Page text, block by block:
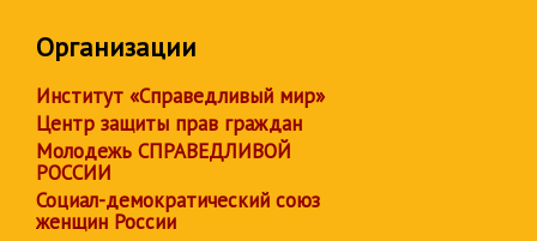
Организации
Институт «Справедливый мир»
Центр защиты прав граждан
Молодежь СПРАВЕДЛИВОЙ
РОССИИ
Социал-демократический союз
женщин России